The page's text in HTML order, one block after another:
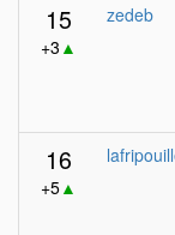
15
+3 ▲
zedeb
16
+5▲